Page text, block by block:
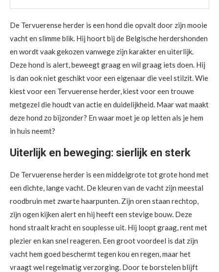
De Tervuerense herder is een hond die opvalt door zijn mooie
vacht en slimme blik. Hij hoort bij de Belgische herdershonden
en wordt vaak gekozen vanwege zijn karakter en uiterlijk.
Deze hond is alert, beweegt graag en wil graag iets doen. Hij
is dan ook niet geschikt voor een eigenaar die veel stilzit. Wie
kiest voor een Tervuerense herder, kiest voor een trouwe
metgezel die houdt van actie en duidelijkheid. Maar wat maakt
deze hond zo bijzonder? En waar moet je op letten als je hem
in huis neemt?
Uiterlijk en beweging: sierlijk en sterk
De Tervuerense herder is een middelgrote tot grote hond met
een dichte, lange vacht. De kleuren van de vacht zijn meestal
roodbruin met zwarte haarpunten. Zijn oren staan rechtop,
zijn ogen kijken alert en hij heeft een stevige bouw. Deze
hond straalt kracht en souplesse uit. Hij loopt graag, rent met
plezier en kan snel reageren. Een groot voordeel is dat zijn
vacht hem goed beschermt tegen kou en regen, maar het
vraagt wel regelmatig verzorging. Door te borstelen blijft